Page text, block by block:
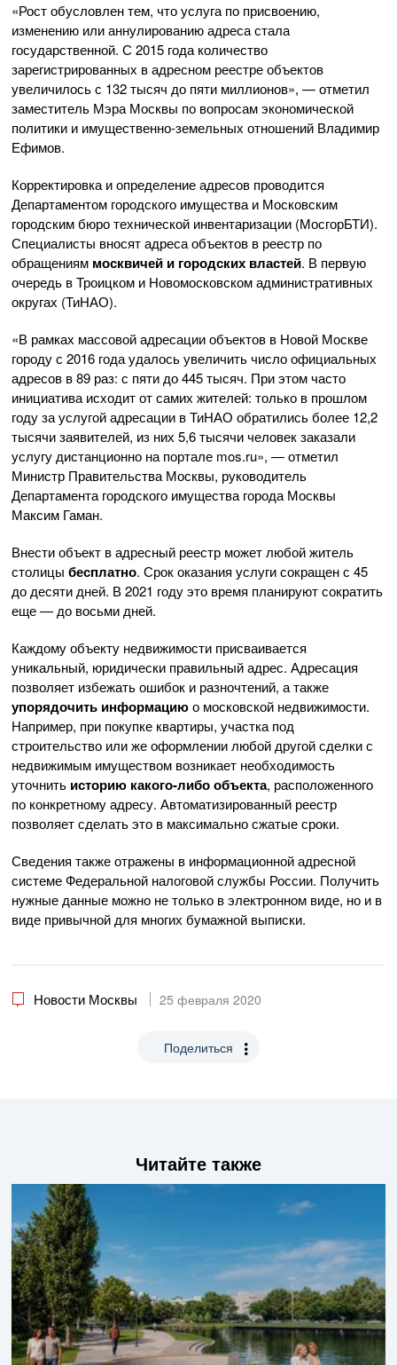
«Рост обусловлен тем, что услуга по присвоению,
изменению или аннулированию адреса стала
государственной. С 2015 года количество
зарегистрированных в адресном реестре объектов
увеличилось с 132 тысяч до пяти миллионов», — отметил
заместитель Мэра Москвы по вопросам экономической
политики и имущественно-земельных отношений Владимир
Ефимов.
Корректировка и определение адресов проводится
Департаментом городского имущества и Московским
городским бюро технической инвентаризации (МосгорБТИ).
Специалисты вносят адреса объектов в реестр по
обращениям москвичей и городских властей. В первую
очередь в Троицком и Новомосковском административных
округах (ТиНАО).
«В рамках массовой адресации объектов в Новой Москве
городу с 2016 года удалось увеличить число официальных
адресов в 89 раз: с пяти до 445 тысяч. При этом часто
инициатива исходит от самих жителей: только в прошлом
году за услугой адресации в ТиНАО обратились более 12,2
тысячи заявителей, из них 5,6 тысячи человек заказали
услугу дистанционно на портале mos.ru», — отметил
Министр Правительства Москвы, руководитель
Департамента городского имущества города Москвы
Максим Гаман.
Внести объект в адресный реестр может любой житель
столицы бесплатно. Срок оказания услуги сокращен с 45
до десяти дней. В 2021 году это время планируют сократить
еще — до восьми дней.
Каждому объекту недвижимости присваивается
уникальный, юридически правильный адрес. Адресация
позволяет избежать ошибок и разночтений, а также
упорядочить информациюо московской недвижимости.
Например, при покупке квартиры, участка под
строительство или же оформлении любой другой сделки с
недвижимым имуществом возникает необходимость
уточнить историю какого-либо объекта, расположенного
по конкретному адресу. Автоматизированный реестр
позволяет сделать это в максимально сжатые сроки.
Сведения также отражены в информационной адресной
системе Федеральной налоговой службы России. Получить
нужные данные можно не только в электронном виде, но и в
виде привычной для многих бумажной выписки.
Новости Москвы 25 февраля 2020
Поделиться
Читайте также